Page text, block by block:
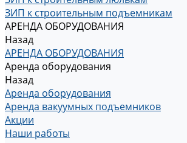
ЗИП к строительным подъемникам
АРЕНДА ОБОРУДОВАНИЯ
Назад
АРЕНДА ОБОРУДОВАНИЯ
Аренда оборудования
Назад
Аренда оборудования
Аренда вакуумных подъемников
Акции
Наши работы